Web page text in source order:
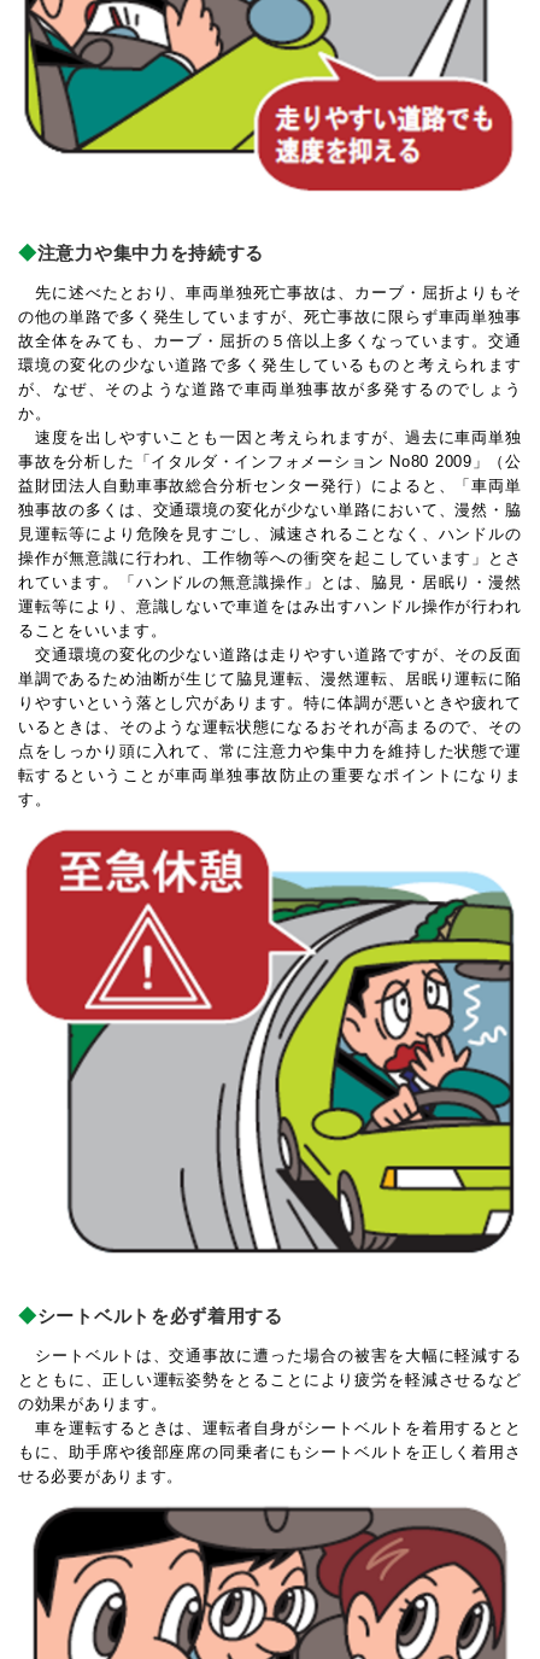
注意力や集中力を持続する
先に述べたとおり、車両単独死亡事故は、カーブ・屈折よりもそ
の他の単路で多く発生していますが、死亡事故に限らず車両単独事
故全体をみても、カーブ・屈折の５倍以上多くなっています。交通
環境の変化の少ない道路で多く発生しているものと考えられます
が、なぜ、そのような道路で車両単独事故が多発するのでしょう
か。
速度を出しやすいことも一因と考えられますが、過去に車両単独
事故を分析した「イタルダ・インフォメーション No80 2009」（公
益財団法人自動車事故総合分析センター発行）によると、「車両単
独事故の多くは、交通環境の変化が少ない単路において、漫然・脇
見運転等により危険を見すごし、減速されることなく、ハンドルの
操作が無意識に行われ、工作物等への衝突を起こしています」とさ
れています。「ハンドルの無意識操作」とは、脇見・居眠り・漫然
運転等により、意識しないで車道をはみ出すハンドル操作が行われ
ることをいいます。
交通環境の変化の少ない道路は走りやすい道路ですが、その反面
単調であるため油断が生じて脇見運転、漫然運転、居眠り運転に陥
りやすいという落とし穴があります。特に体調が悪いときや疲れて
いるときは、そのような運転状態になるおそれが高まるので、その
点をしっかり頭に入れて、常に注意力や集中力を維持した状態で運
転するということが車両単独事故防止の重要なポイントになりま
す。
シートベルトを必ず着用する
シートベルトは、交通事故に遭った場合の被害を大幅に軽減する
とともに、正しい運転姿勢をとることにより疲労を軽減させるなど
の効果があります。
車を運転するときは、運転者自身がシートベルトを着用するとと
もに、助手席や後部座席の同乗者にもシートベルトを正しく着用さ
せる必要があります。